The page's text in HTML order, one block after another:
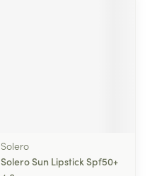
Solero
Solero Sun Lipstick Spf50+